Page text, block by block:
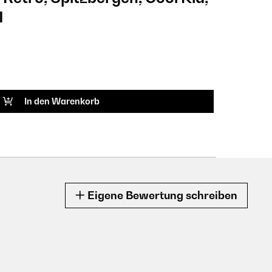
In den Warenkorb
Eigene Bewertung schreiben